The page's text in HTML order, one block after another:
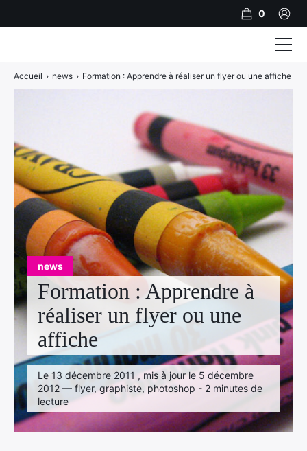
news
Formation : Apprendre à
réaliser un flyer ou une
affiche
Le 13 décembre 2011 , mis à jour le 5 décembre
2012 — flyer, graphiste, photoshop - 2 minutes de
lecture
Accueil › news › Formation : Apprendre à réaliser un flyer ou une affiche
0
Formations
Références Clients
Inscription
Financer sa formation
Contact
PRENDRE RDV
Facebook
Linkedin
Instagram